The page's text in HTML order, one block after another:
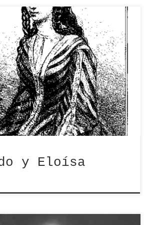
tiene desde el
representativo
[…]
y Eloísa